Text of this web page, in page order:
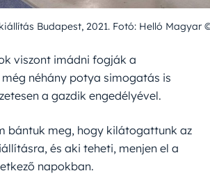
Budapest, 2021. Fotó: Helló Magyar
viszont imádni fogják a
néhány potya simogatás is
a gazdik engedélyével.
bántuk meg, hogy kilátogattunk az
és aki teheti, menjen el a
napokban.